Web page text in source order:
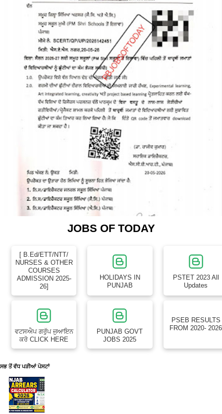
JOBS OF TODAY
[ B.Ed/ETT/NTT/
NURSES & OTHER
COURSES
ADMISSION 2025-
26]
HOLIDAYS IN
PUNJAB
PSTET 2023 All
Updates
ਵਟਸਐਪ ਗਰੁੱਪ ਜੁਆਇਨ
ਕਰੋ CLICK HERE
PUNJAB GOVT
JOBS 2025
PSEB RESULTS
FROM 2020- 2026
ਸਭ ਤੋਂ ਵੱਧ ਪੜੀਆਂ ਪੋਸਟਾਂ